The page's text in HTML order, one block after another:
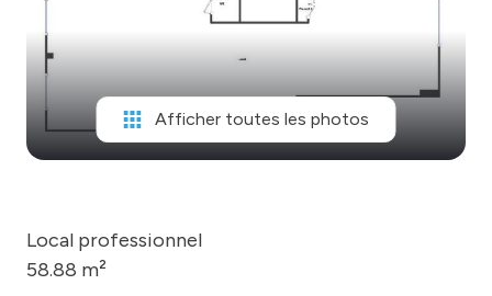
Afficher toutes les photos
Local professionnel
58.88 m²